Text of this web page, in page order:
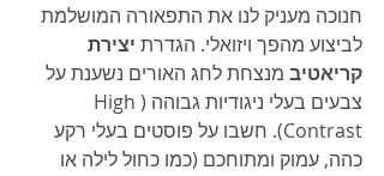
חנוכה מעניק לנו את התפאורה המושלמת
לביצוע מהפך ויזואלי. הגדרת יצירת
קריאטיב מנצחת לחג האורים נשענת על
צבעים בעלי ניגודיות גבוהה (High
Contrast). חשבו על פוסטים בעלי רקע
כהה, עמוק ומתוחכם (כמו כחול לילה או